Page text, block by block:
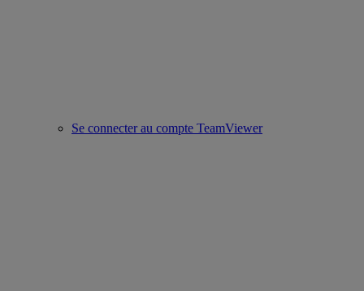
Se connecter au compte TeamViewer